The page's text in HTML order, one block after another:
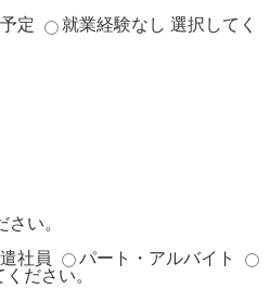
定 就業経験なし 選択してく
い。
社員
パート・アルバイト
ださい。